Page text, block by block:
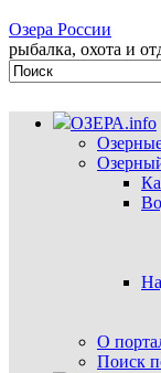
Озера России
рыбалка, охота и
ОЗЕРА.info
О
Поиск